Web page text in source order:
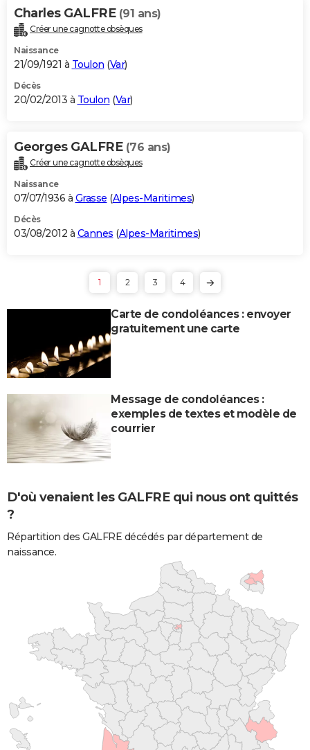
Charles GALFRE (91 ans)
Créer une cagnotte obsèques
Naissance
21/09/1921 à Toulon (Var)
Décès
20/02/2013 à Toulon (Var)
Georges GALFRE (76 ans)
Créer une cagnotte obsèques
Naissance
07/07/1936 à Grasse (Alpes-Maritimes)
Décès
03/08/2012 à Cannes (Alpes-Maritimes)
1 2 3 4
Carte de condoléances : envoyer
gratuitement une carte
Message de condoléances :
exemples de textes et modèle de
courrier
D'où venaient les GALFRE qui nous ont quittés
?
Répartition des GALFRE décédés par département de
naissance.